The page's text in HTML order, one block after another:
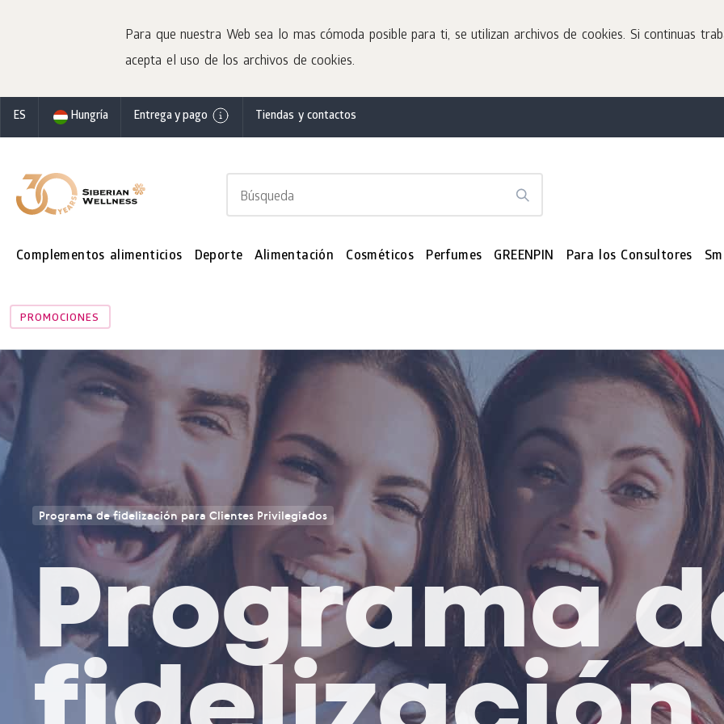
Para que nuestra Web sea lo mas cómoda posible para ti, se utilizan archivos de cookies. Si continuas
acepta el uso de los archivos de cookies.
ES Hungría Entrega y pago Tiendas y contactos
Complementos alimenticios Deporte Alimentación Cosméticos Perfumes GREENPIN Para los Consultores
PROMOCIONES
Programa de fidelización para Clientes Privilegiados
Programa